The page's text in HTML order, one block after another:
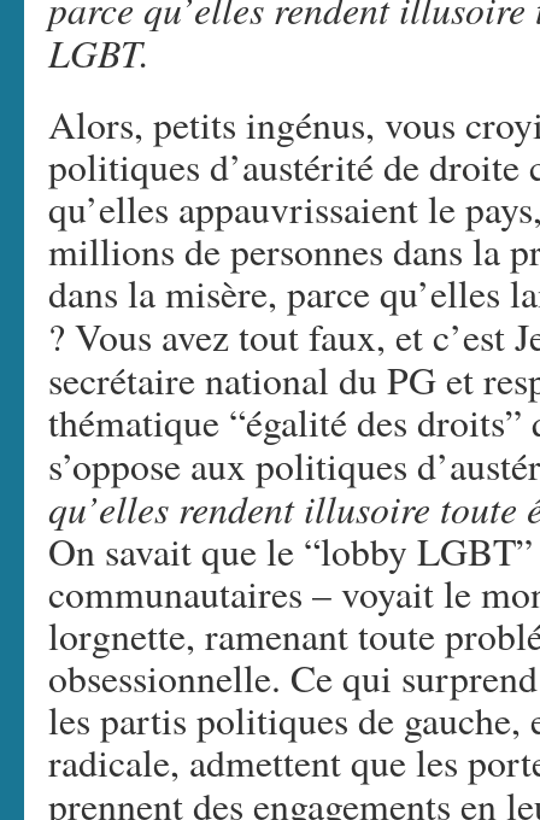
LGBT.
Alors, petits ingénus, vous
politiques d’austérité de droite
qu’elles appauvrissaient le
millions de personnes dans la
dans la misère, parce qu’elles
? Vous avez tout faux, et c’est
secrétaire national du PG et
thématique “égalité des
s’oppose aux politiques
qu’elles rendent illusoire
On savait que le “lobby
communautaires – voyait le
lorgnette, ramenant toute
obsessionnelle. Ce qui
les partis politiques de gauche,
radicale, admettent que les
prennent des engagements en